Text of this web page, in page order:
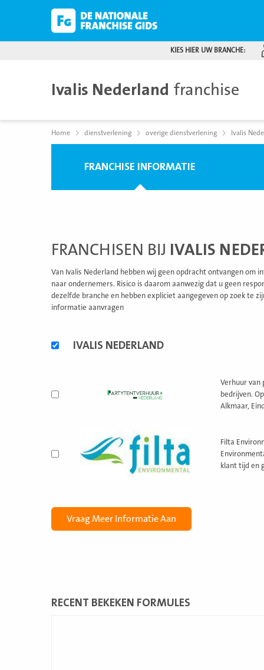
KIES HIER UW BRANCHE:
Ivalis Nederland franchise
Home dienstverlening overige dienstverlening Ivalis
FRANCHISE INFORMATIE
FRANCHISEN BIJ IVALIS
Van Ivalis Nederland hebben wij geen opdracht ontvangen om
naar ondernemers. Risico is daarom aanwezig dat u geen
dezelfde branche en hebben expliciet aangegeven op zoek te
informatie aanvragen
formulesIVALIS NEDERLAND
Verhuur van
bedrijven.
Alkmaar,
Filta
klant tijd en
RECENT BEKEKEN FORMULES